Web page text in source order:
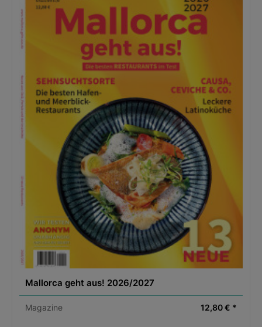
Mallorca geht aus! 2026/2027
Magazine 12,80 € *